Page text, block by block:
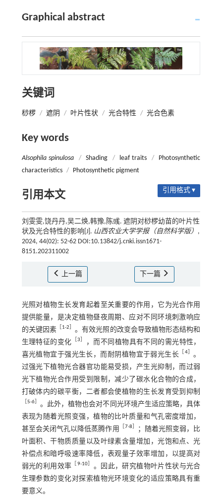
Graphical abstract
关键词
桫椤 / 遮阴 / 叶片性状 / 光合特性 / 光合色素
Key words
Alsophila spinulosa / Shading / leaf traits /
Photosynthetic
characteristics / Photosynthetic pigment
引用本文 引用格式 ▾
刘雯雯,饶丹丹,吴二焕,韩豫,陈彧. 遮阴对桫椤幼苗的叶片性
状及光合特性的影响[J]. 山西农业大学学报（自然科学版） ,
2024, 44(02): 52-62 DOI:10.13842/j.cnki.issn1671-
8151.202311002
上一篇 下一篇
光照对植物生长发育起着至关重要的作用，它为光合作用
提供能量，是决定植物昼夜周期、应对不同环境刺激响应
的关键因素［1-2］ 。有效光照的改变会导致植物形态结构和
生理特征的变化 ［3］
，而不同植物具有不同的需光特性，
喜光植物宜于强光生长，而耐阴植物宜于弱光生长 ［4］ 。
过强光下植物光合器官功能易受损，产生光抑制，而过弱
光下植物光合作用受到限制，减少了碳水化合物的合成，
打破体内的碳平衡，二者都会使植物的生长发育受到抑制
［5-6］ 。此外，植物也会对不同光环境产生适应策略，具体
表现为随着光照变强，植物的比叶质量和气孔密度增加，
甚至会关闭气孔以降低蒸腾作用
［7-8］
；随着光照变弱，比
叶面积、干物质质量以及叶绿素含量增加，光饱和点、光
补偿点和暗呼吸速率降低，表观量子效率增加，以提高对
弱光的利用效率 ［9-10］ 。因此，研究植物叶片性状与光合
生理参数的变化对探索植物光环境变化的适应策略具有重
要意义。